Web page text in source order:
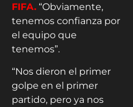
FIFA. “Obviamente,
tenemos confianza por
el equipo que
tenemos”.
“Nos dieron el primer
golpe en el primer
partido, pero ya nos